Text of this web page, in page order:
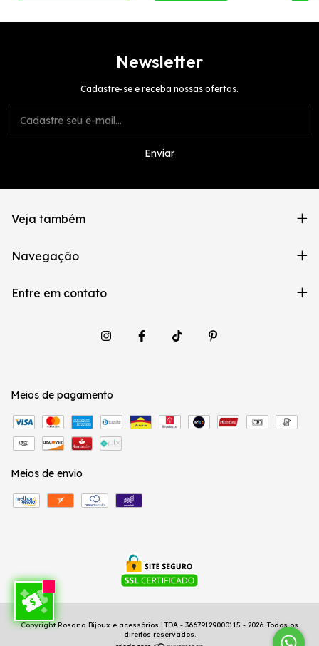
Newsletter
Cadastre-se e receba nossas ofertas.
Veja também
Navegação
Entre em contato
Meios de pagamento
Meios de envio
Copyright Rosana Bijoux e acessórios LTDA - 36679129000115 - 2026. Todos os
direitos reservados.